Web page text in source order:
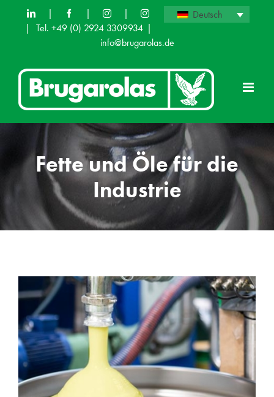
Deutsch
| |
|
|
Tel. +49 (0) 2924 3309934 |
info@brugarolas.de
Fette und Öle für die
Industrie